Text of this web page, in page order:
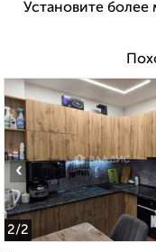
Установите более
2/2
‹